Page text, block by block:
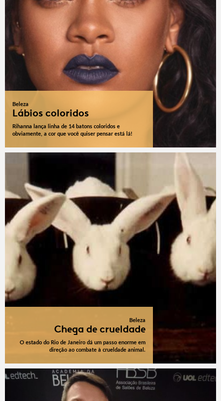
Beleza
Lábios coloridos
Rihanna lança linha de 14 batons coloridos e
obviamente, a cor que você quiser pensar está lá!
Beleza
Chega de crueldade
O estado do Rio de Janeiro dá um passo enorme em
direção ao combate à crueldade animal.